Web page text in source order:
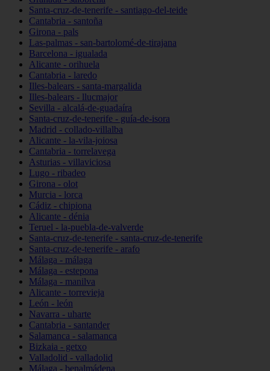
Santa-cruz-de-tenerife - santiago-del-teide
Cantabria - santoña
Girona - pals
Las-palmas - san-bartolomé-de-tirajana
Barcelona - igualada
Alicante - orihuela
Cantabria - laredo
Illes-balears - santa-margalida
Illes-balears - llucmajor
Sevilla - alcalá-de-guadaíra
Santa-cruz-de-tenerife - guía-de-isora
Madrid - collado-villalba
Alicante - la-vila-joiosa
Cantabria - torrelavega
Asturias - villaviciosa
Lugo - ribadeo
Girona - olot
Murcia - lorca
Cádiz - chipiona
Alicante - dénia
Teruel - la-puebla-de-valverde
Santa-cruz-de-tenerife - santa-cruz-de-tenerife
Santa-cruz-de-tenerife - arafo
Málaga - málaga
Málaga - estepona
Málaga - manilva
Alicante - torrevieja
León - león
Navarra - uharte
Cantabria - santander
Salamanca - salamanca
Bizkaia - getxo
Valladolid - valladolid
Málaga - benalmádena